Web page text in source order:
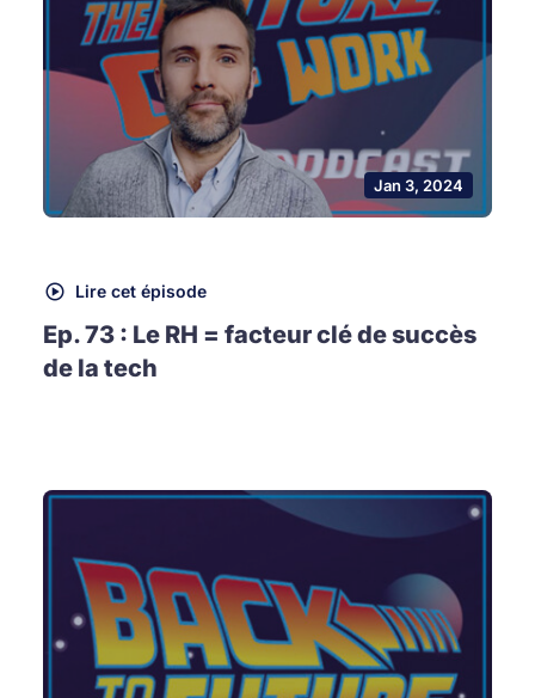
Jan 3, 2024
Lire cet épisode
Ep. 73 : Le RH = facteur clé de succès
de la tech